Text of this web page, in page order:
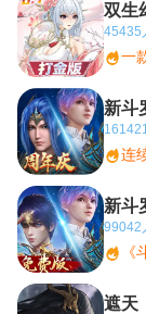
双生
45435
一
新斗
连
新斗
99042
遮天